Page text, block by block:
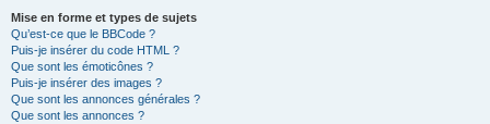
Mise en forme et types de sujets
Qu’est-ce que le BBCode ?
Puis-je insérer du code HTML ?
Que sont les émoticônes ?
Puis-je insérer des images ?
Que sont les annonces générales ?
Que sont les annonces ?